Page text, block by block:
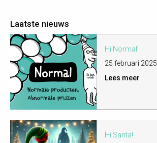
Laatste nieuws
Hi Normal!
25 februari 2025
Lees meer
Hi Santa!